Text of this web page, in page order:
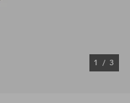
1 / 3